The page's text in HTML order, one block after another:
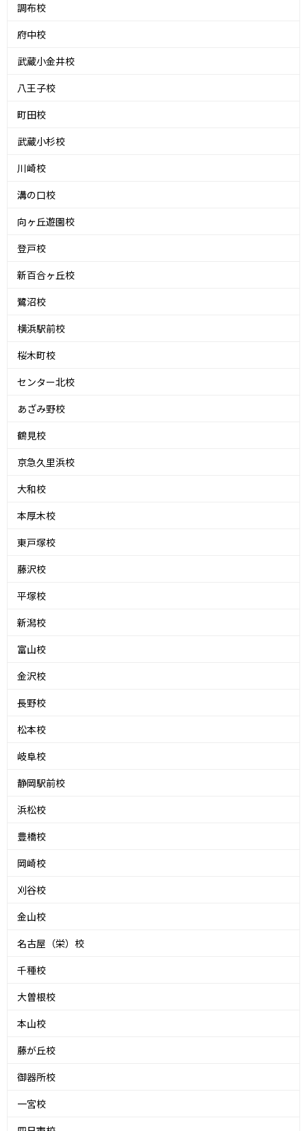
調布校
府中校
武蔵小金井校
八王子校
町田校
武蔵小杉校
川崎校
溝の口校
向ヶ丘遊園校
登戸校
新百合ヶ丘校
鷺沼校
横浜駅前校
桜木町校
センター北校
あざみ野校
鶴見校
京急久里浜校
大和校
本厚木校
東戸塚校
藤沢校
平塚校
新潟校
富山校
金沢校
長野校
松本校
岐阜校
静岡駅前校
浜松校
豊橋校
岡崎校
刈谷校
金山校
名古屋（栄）校
千種校
大曽根校
本山校
藤が丘校
御器所校
一宮校